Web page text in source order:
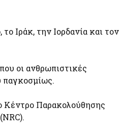
Ιράκ, την Ιορδανία και τον
οι ανθρωπιστικές
παγκοσμίως.
Κέντρο Παρακολούθησης